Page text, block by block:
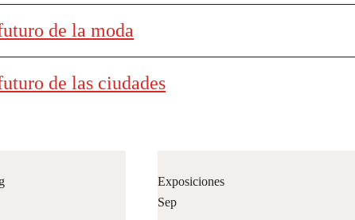
de la moda
de las ciudades
Exposiciones
Sep